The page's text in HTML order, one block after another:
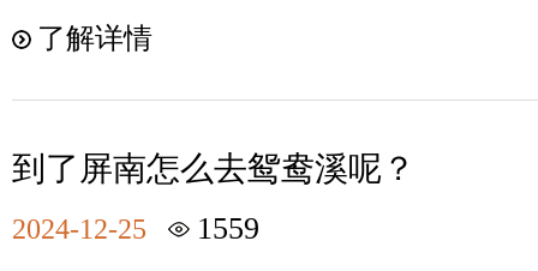
了解详情
到了屏南怎么去鸳鸯溪呢？
2024-12-25 1559